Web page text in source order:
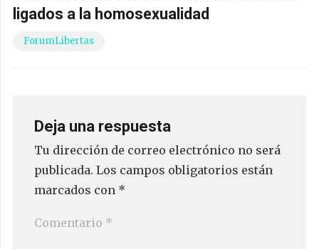
ligados a la homosexualidad
ForumLibertas
Deja una respuesta
Tu dirección de correo electrónico no será
publicada. Los campos obligatorios están
marcados con *